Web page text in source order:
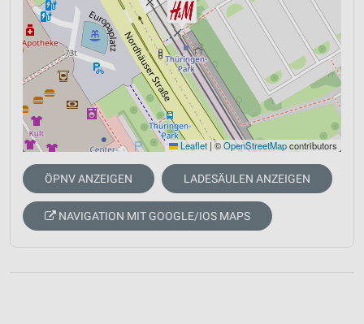
Leaflet |©OpenStreetMapcontributors
ÖPNV ANZEIGEN LADESÄULEN ANZEIGEN
NAVIGATION MIT GOOGLE/IOS MAPS